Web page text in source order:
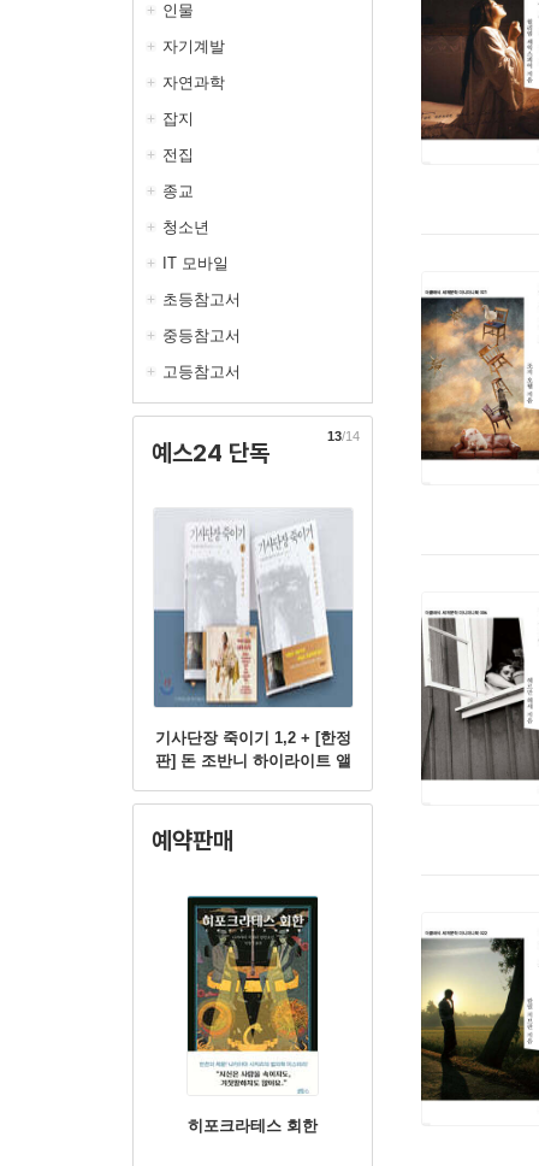
인물
자기계발
자연과학
잡지
전집
종교
청소년
IT 모바일
초등참고서
중등참고서
고등참고서
예스24 단독
기사단장 죽이기 1,2 + [한정
판] 돈 조반니 하이라이트 앨
13/14
예약판매
히포크라테스 회한